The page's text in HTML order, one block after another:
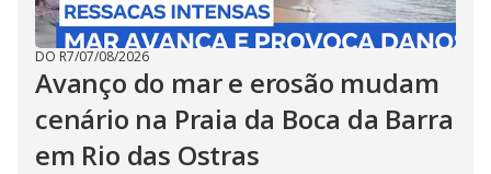
DO R7/07/08/2026
Avanço do mar e erosão mudam
cenário na Praia da Boca da Barra
em Rio das Ostras